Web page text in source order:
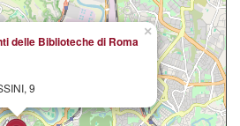
×
delle Biblioteche di Roma
9